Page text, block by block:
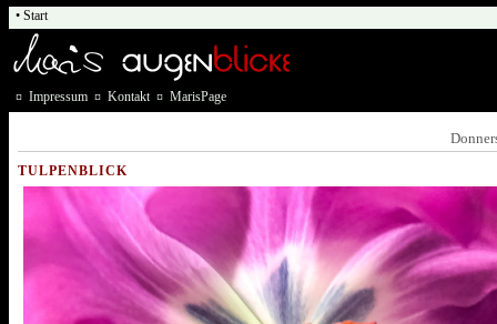
¤ Impressum ¤ Kontakt¤ MarisPage
TULPENBLICK
• Start